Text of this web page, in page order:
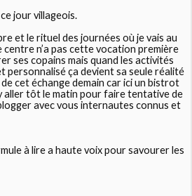
jour villageois.
et le rituel des journées où je vais au
centre n’a pas cette vocation première
ses copains mais quand les activités
personnalisé ça devient sa seule réalité
cet échange demain car ici un bistrot
aller tôt le matin pour faire tentative de
avec vous internautes connus et
à lire a haute voix pour savourer les